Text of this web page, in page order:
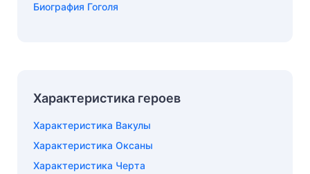
Биография Гоголя
Характеристика героев
Характеристика Вакулы
Характеристика Оксаны
Характеристика Черта